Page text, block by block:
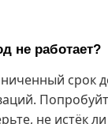
не работает?
срок
не истёк